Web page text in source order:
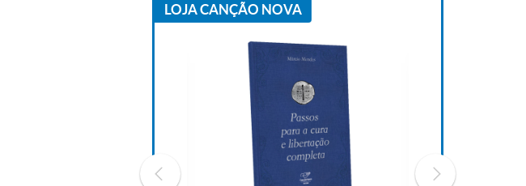
LOJA CANÇÃO NOVA